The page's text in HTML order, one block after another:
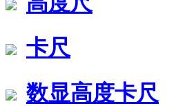
卡尺
数显高度卡尺